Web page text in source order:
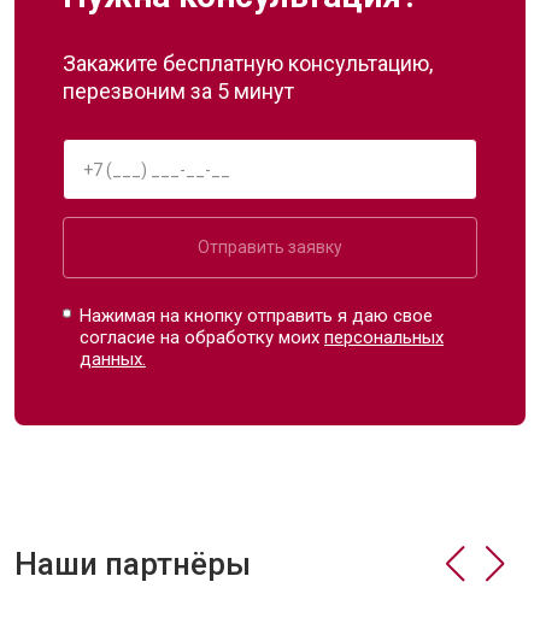
Закажите бесплатную консультацию,
перезвоним за 5 минут
Отправить заявку
Нажимая на кнопку отправить я даю свое
согласие на обработку моихперсональных
данных.
Наши партнёры